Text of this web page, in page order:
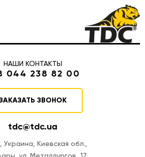
НАШИ КОНТАКТЫ
044 238 82 00
ЗВОНОК
tdc@tdc.ua
Украина, Киевская обл.,